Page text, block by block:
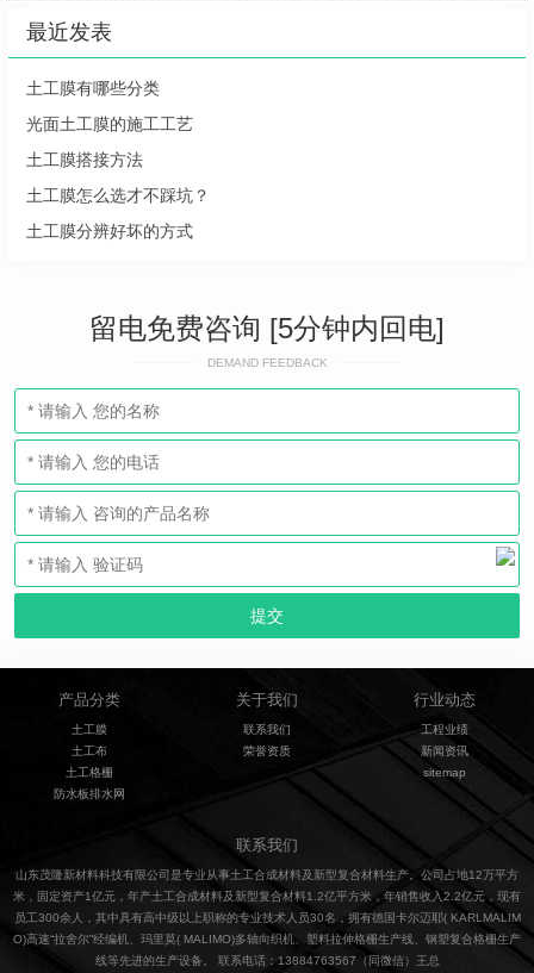
最近发表
土工膜有哪些分类
光面土工膜的施工工艺
土工膜搭接方法
土工膜怎么选才不踩坑？
土工膜分辨好坏的方式
留电免费咨询 [5分钟内回电]
DEMAND FEEDBACK
产品分类
土工膜
土工布
土工格栅
防水板排水网
关于我们
联系我们
荣誉资质
行业动态
工程业绩
新闻资讯
sitemap
联系我们
山东茂隆新材料科技有限公司是专业从事土工合成材料及新型复合材料生产。公司占地12万平方
米，固定资产1亿元，年产土工合成材料及新型复合材料1.2亿平方米，年销售收入2.2亿元，现有
员工300余人，其中具有高中级以上职称的专业技术人员30名，拥有德国卡尔迈耶( KARLMALIM
O)高速“拉舍尔”经编机、玛里莫( MALIMO)多轴向织机、塑料拉伸格栅生产线、钢塑复合格栅生产
线等先进的生产设备。 联系电话：13884763567（同微信）王总